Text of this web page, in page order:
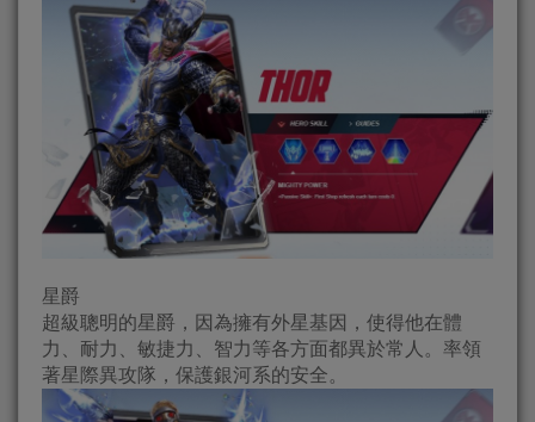
星爵
超級聰明的星爵，因為擁有外星基因，使得他在體
力、耐力、敏捷力、智力等各方面都異於常人。率領
著星際異攻隊，保護銀河系的安全。